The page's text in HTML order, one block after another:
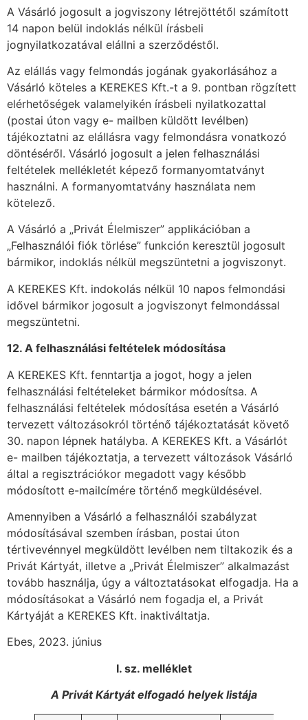
A Vásárló jogosult a jogviszony létrejöttétől számított
14 napon belül indoklás nélkül írásbeli
jognyilatkozatával elállni a szerződéstől.
Az elállás vagy felmondás jogának gyakorlásához a
Vásárló köteles a KEREKES Kft.-t a 9. pontban rögzített
elérhetőségek valamelyikén írásbeli nyilatkozattal
(postai úton vagy e- mailben küldött levélben)
tájékoztatni az elállásra vagy felmondásra vonatkozó
döntéséről. Vásárló jogosult a jelen felhasználási
feltételek mellékletét képező formanyomtatványt
használni. A formanyomtatvány használata nem
kötelező.
A Vásárló a „Privát Élelmiszer” applikációban a
„Felhasználói fiók törlése” funkción keresztül jogosult
bármikor, indoklás nélkül megszüntetni a jogviszonyt.
A KEREKES Kft. indokolás nélkül 10 napos felmondási
idővel bármikor jogosult a jogviszonyt felmondással
megszüntetni.
12. A felhasználási feltételek módosítása
A KEREKES Kft. fenntartja a jogot, hogy a jelen
felhasználási feltételeket bármikor módosítsa. A
felhasználási feltételek módosítása esetén a Vásárló
tervezett változásokról történő tájékoztatását követő
30. napon lépnek hatályba. A KEREKES Kft. a Vásárlót
e- mailben tájékoztatja, a tervezett változások Vásárló
által a regisztrációkor megadott vagy később
módosított e-mailcímére történő megküldésével.
Amennyiben a Vásárló a felhasználói szabályzat
módosításával szemben írásban, postai úton
tértivevénnyel megküldött levélben nem tiltakozik és a
Privát Kártyát, illetve a „Privát Élelmiszer” alkalmazást
tovább használja, úgy a változtatásokat elfogadja. Ha a
módosításokat a Vásárló nem fogadja el, a Privát
Kártyáját a KEREKES Kft. inaktiváltatja.
Ebes, 2023. június
I. sz. melléklet
A Privát Kártyát elfogadó helyek listája